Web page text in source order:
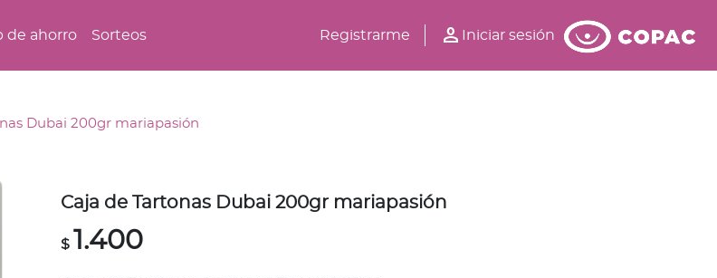
de ahorro Sorteos Registrarme person Iniciar sesión
Dubai 200gr mariapasión
Caja de Tartonas Dubai 200gr mariapasión
$ 1.400